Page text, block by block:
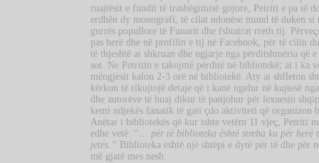
ruajtësit e fundit të trashëgimisë gojore, Petriti e pa të
erdhën dy monografi, të cilat ndonëse mund të duken
gurrës popullore të Funarit dhe fshtatrat rreth tij.
pas herë dhe në profilin e tij në Facebook, për të cilin
të thjeshtë ai shkruan dhe ngjarje nga përditshmëria që
sot. Ne Petritin e takojmë përditë në bibliotekë; ai i ka
mëngjesit kalon 2-3 orë në bibliotekë. Aty ai shfleton
kërkon të rikujtojë detaje që i kanë ngelur në kujtesë
dhe autorëve të huaj dikur të panjohur për lexuesin
kemi ndjekës fanatik të gati çdo aktiviteti që
Anëtar i bibliotekës që kur ishte vetëm 11 vjeç, Petriti
edhe vetë: “… për të biblioteka është streha ku për
jetës.” Biblioteka është një shtëpi e dytë për të dhe
më gjatë mes nesh.